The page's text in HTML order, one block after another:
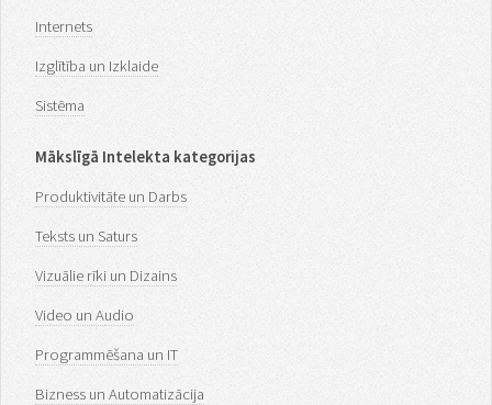
Internets
Izglītība un Izklaide
Sistēma
Mākslīgā Intelekta kategorijas
Produktivitāte un Darbs
Teksts un Saturs
Vizuālie rīki un Dizains
Video un Audio
Programmēšana un IT
Bizness un Automatizācija